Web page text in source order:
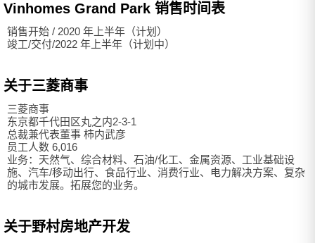
Vinhomes Grand Park 销售时间表
销售开始 / 2020 年上半年（计划）
竣工/交付/2022 年上半年（计划中）
关于三菱商事
三菱商事
东京都千代田区丸之内2-3-1
总裁兼代表董事 柿内武彦
员工人数 6,016
业务：天然气、综合材料、石油/化工、金属资源、工业基础设
施、汽车/移动出行、食品行业、消费行业、电力解决方案、复杂
的城市发展。拓展您的业务。
关于野村房地产开发